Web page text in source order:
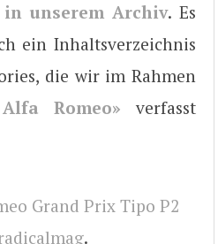
in unserem Archiv. Es
ein Inhaltsverzeichnis
die wir im Rahmen
Romeo» verfasst
Grand Prix Tipo P2
.